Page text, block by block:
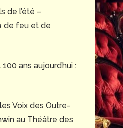
de l’été –
de feu et de
100 ans aujourd’hui :
Voix des Outre-
au Théâtre des